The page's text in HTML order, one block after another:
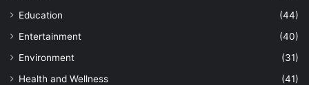
Education
(44)
Entertainment
(40)
Environment
(31)
Health and Wellness
(41)